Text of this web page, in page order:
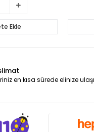
Ekle
en kısa sürede elinize